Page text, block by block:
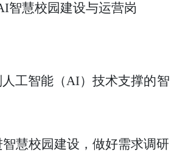
智慧校园建设与运营岗
人工智能（AI）技术支撑的智
智慧校园建设，做好需求调研